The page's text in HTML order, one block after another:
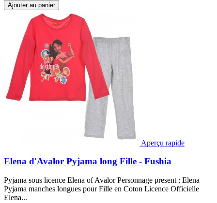
Ajouter au panier
Aperçu rapide
Elena d'Avalor Pyjama long Fille - Fushia
Pyjama sous licence Elena of Avalor Personnage present ; Elena
Pyjama manches longues pour Fille en Coton Licence Officielle
Elena...